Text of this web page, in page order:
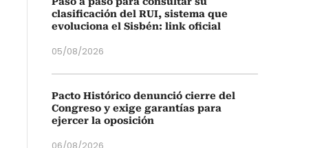
clasificación del RUI, sistema que
evoluciona el Sisbén: link oficial
05/08/2026
Pacto Histórico denunció cierre del
Congreso y exige garantías para
ejercer la oposición